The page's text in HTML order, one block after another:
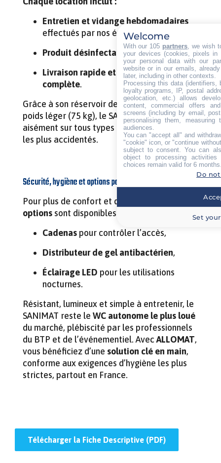
Entretien et vidange hebdomadaires
effectués par nos équipes,
Produit désinfectant 100 % bio,
Livraison rapide et mise en service
complète.
Grâce à son réservoir de 241 litres et son
poids léger (75 kg), le SANIMAT se déplace
aisément sur tous types de terrains, même
les plus accidentés.
Sécurité, hygiène et options personnalisées
Pour plus de confort et de sécurité, plusieurs
options sont disponibles :
Cadenas pour contrôler l’accès,
Distributeur de gel antibactérien,
Éclairage LED pour les utilisations
nocturnes.
Résistant, lumineux et simple à entretenir, le
SANIMAT reste le WC autonome le plus loué
du marché, plébiscité par les professionnels
du BTP et de l’événementiel. AvecALLOMAT,
vous bénéficiez d’une solution clé en main,
conforme aux exigences d’hygiène les plus
strictes, partout en France.
Télécharger la Fiche Descriptive (PDF)
Welcome
With our 105 partners, we wish
your devices (cookies, pixels
your personal data with our
website or in our emails,
later, including in other contexts.
Processing this data (identifiers,
loyalty programs, IP, postal
geolocation, etc.) allows
content, commercial offers
screens (including by email,
personalising them, measuring
audiences.
You can "accept all" and
"cookie" icon, or "continue
subject to consent. You can
object to processing
choices remain valid for 6
Do
Set